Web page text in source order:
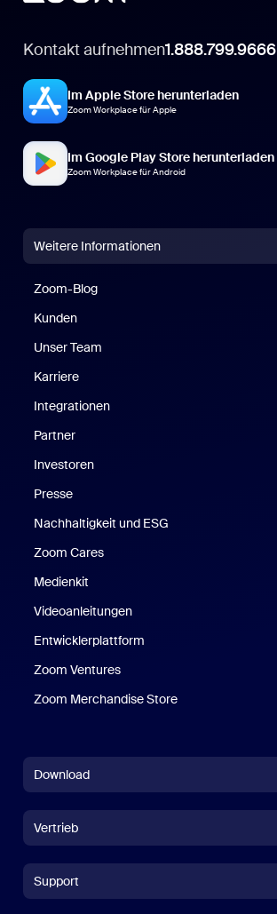
Kontakt aufnehmen1.888.799.9666
Im Apple Store herunterladen
Zoom Workplace für Apple
Im Google Play Store herunterladen
Zoom Workplace für Android
Weitere Informationen
Zoom-Blog
Kunden
Unser Team
Karriere
Integrationen
Partner
Investoren
Presse
Nachhaltigkeit und ESG
Zoom Cares
Medienkit
Videoanleitungen
Entwicklerplattform
Zoom Ventures
Zoom Merchandise Store
Download
Zoom Rooms-AppZoom Rooms-App
Zoom Rooms Controller
Vertrieb
Vertrieb kontaktieren
Support
Support